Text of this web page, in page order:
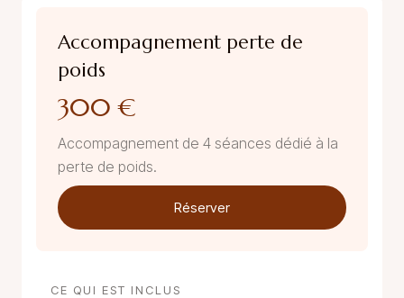
Accompagnement perte de
poids
300 €
Accompagnement de 4 séances dédié à la
perte de poids.
Réserver
CE QUI EST INCLUS